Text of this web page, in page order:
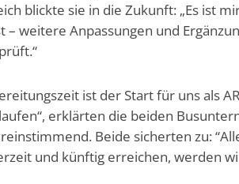
blickte sie in die Zukunft: „Es ist
– weitere Anpassungen und
ist der Start für uns als
erklärten die beiden
Beide sicherten zu:
und künftig erreichen, werden